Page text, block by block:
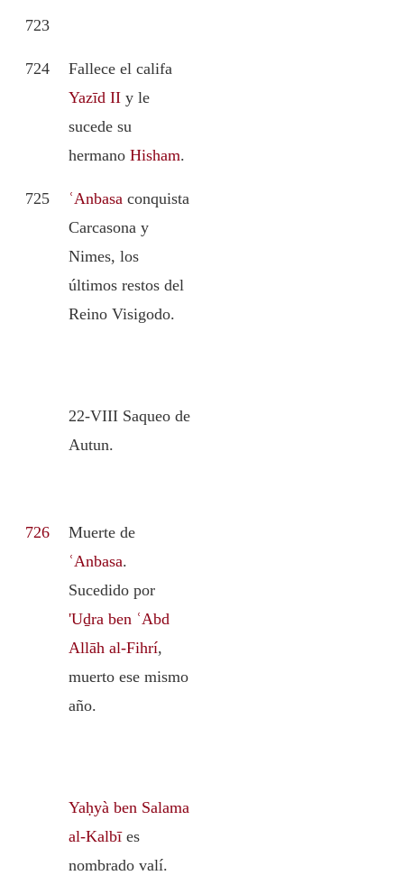
723
724
Fallece el califa
Yazīd II y le
sucede su
hermano Hisham.
725 ʿAnbasa conquista
Carcasona y
Nimes, los
últimos restos del
Reino Visigodo.
22-VIII Saqueo de
Autun.
726
Muerte de
ʿAnbasa.
Sucedido por
'Uḏra ben ʿAbd
Allāh al-Fihrí,
muerto ese mismo
año.
Yaḥyà ben Salama
al-Kalbīes
nombrado valí.